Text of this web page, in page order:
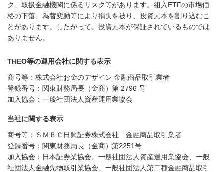
ク、取扱金融機関に係るリスク等があります。組入ETFの市場価
格の下落、為替変動等により損失を被り、投資元本を割り込むこ
とがあります。したがって、投資元本が保証されているものでは
ありません。
THEO等の運用会社に関する表示
商号等：株式会社お金のデザイン 金融商品取引業者
登録番号：関東財務局長（金商）第 2796 号
加入協会：一般社団法人資産運用業協会
当社に関する表示
商号等：ＳＭＢＣ日興証券株式会社 金融商品取引業者
登録番号：関東財務局長（金商）第2251号
加入協会：日本証券業協会、一般社団法人資産運用業協会、一般
社団法人金融先物取引業協会、一般社団法人第二種金融商品取引